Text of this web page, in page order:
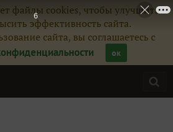
файлы cookies, чтобы улучшить
эффективность сайта.
сайта, вы соглашаетесь с
ок
6